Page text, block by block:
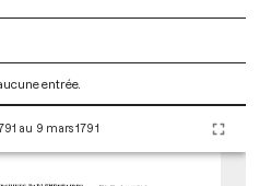
entrée.
au 9 mars 1791